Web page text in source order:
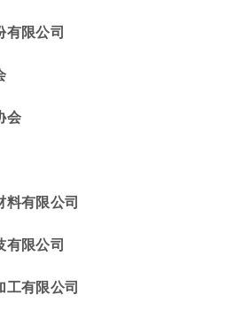
有限公司
会
料有限公司
有限公司
工有限公司